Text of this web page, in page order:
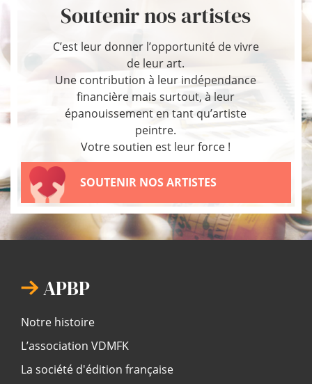
Soutenir nos artistes
C’est leur donner l’opportunité de vivre
de leur art.
Une contribution à leur indépendance
financière mais surtout, à leur
épanouissement en tant qu’artiste
peintre.
Votre soutien est leur force !
SOUTENIR NOS ARTISTES
APBP
Notre histoire
L’association VDMFK
La société d'édition française